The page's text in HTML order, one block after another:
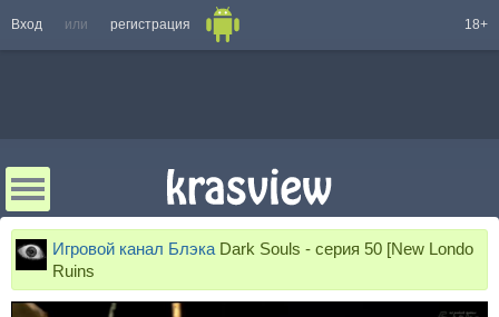
Вход или регистрация 18+
Игровой канал Блэка Dark Souls - серия 50 [New Londo
Ruins